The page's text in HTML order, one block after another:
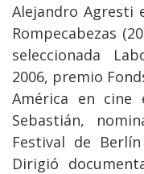
Alejandro Agresti
Rompecabezas
seleccionada
2006, premio
América en cine
Sebastián,
Festival de
Dirigió